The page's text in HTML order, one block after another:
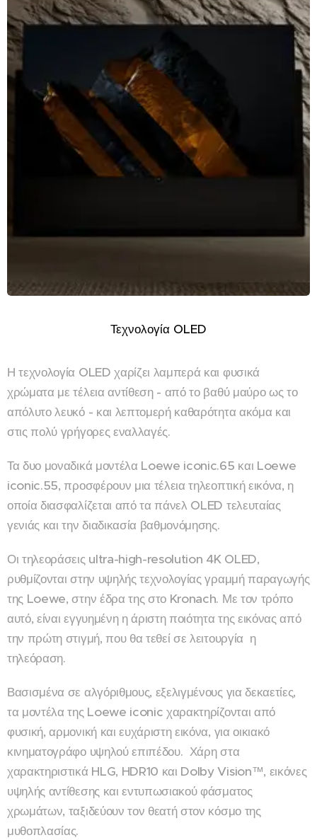
Τεχνολογία OLED
Η τεχνολογία OLED χαρίζει λαμπερά και φυσικά
χρώματα με τέλεια αντίθεση - από το βαθύ μαύρο ως το
απόλυτο λευκό - και λεπτομερή καθαρότητα ακόμα και
στις πολύ γρήγορες εναλλαγές.
Τα δυο μοναδικά μοντέλα Loewe iconic.65 και Loewe
iconic.55, προσφέρουν μια τέλεια τηλεοπτική εικόνα, η
οποία διασφαλίζεται από τα πάνελ OLED τελευταίας
γενιάς και την διαδικασία βαθμονόμησης.
Οι τηλεοράσεις ultra-high-resolution 4K OLED,
ρυθμίζονται στην υψηλής τεχνολογίας γραμμή παραγωγής
της Loewe, στην έδρα της στο Kronach. Με τον τρόπο
αυτό, είναι εγγυημένη η άριστη ποιότητα της εικόνας από
την πρώτη στιγμή, που θα τεθεί σε λειτουργία η
τηλεόραση.
Βασισμένα σε αλγόριθμους, εξελιγμένους για δεκαετίες,
τα μοντέλα της Loewe iconic χαρακτηρίζονται από
φυσική, αρμονική και ευχάριστη εικόνα, για οικιακό
κινηματογράφο υψηλού επιπέδου. Χάρη στα
χαρακτηριστικά HLG, HDR10 και Dolby Vision™, εικόνες
υψηλής αντίθεσης και εντυπωσιακού φάσματος
χρωμάτων, ταξιδεύουν τον θεατή στον κόσμο της
μυθοπλασίας.